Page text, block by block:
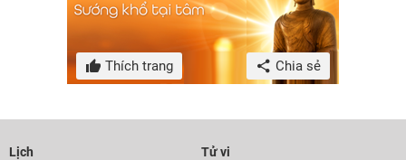
Thích trang Chia sẻ
Lịch
Tử vi